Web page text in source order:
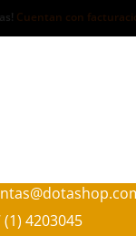
Cuentan con
(1) 4203045